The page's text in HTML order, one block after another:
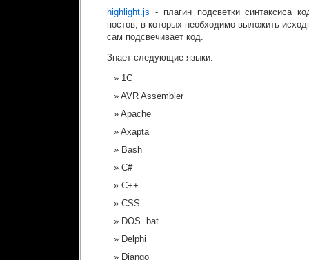
highlight.js - плагин подсветки синтаксиса
постов, в которых необходимо выложить
сам подсвечивает код.
Знает следующие языки:
1C
AVR Assembler
Apache
Axapta
Bash
C#
C++
CSS
DOS .bat
Delphi
Django